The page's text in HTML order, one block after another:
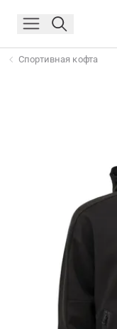
Спортивная кофта